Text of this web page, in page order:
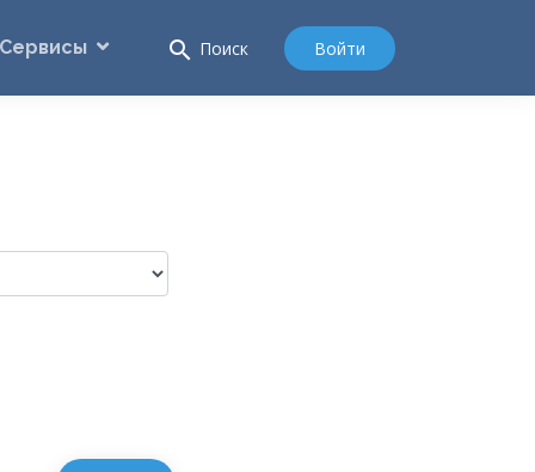
Сервисы search Поиск Войти